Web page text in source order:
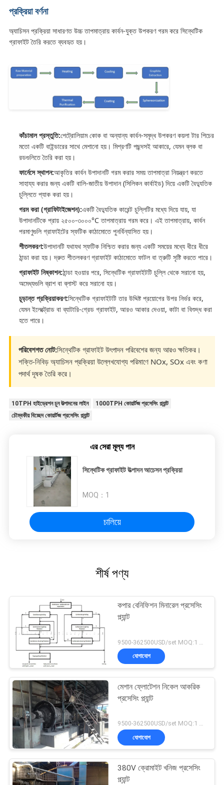
প্রক্রিয়া বর্ণনা
অ্যাচিসন প্রক্রিয়া সাধারণত উচ্চ তাপমাত্রায় কার্বন-যুক্ত উপকরণ গরম করে সিন্থেটিক
গ্রাফাইট তৈরি করতে ব্যবহৃত হয়।
কাঁচামাল প্রস্তুতি:পেট্রোলিয়াম কোক বা অন্যান্য কার্বন-সমৃদ্ধ উপকরণ কয়লা টার পিচের
মতো একটি বাইন্ডারের সাথে মেশানো হয়। মিশ্রণটি পছন্দসই আকারে, যেমন ব্লক বা
রডগুলিতে তৈরি করা হয়।
ফার্নেসে স্থাপন:আকৃতির কার্বন উপাদানটি গরম করার সময় তাপমাত্রা নিয়ন্ত্রণ করতে
সাহায্য করার জন্য একটি বালি-জাতীয় উপাদান (সিলিকন কার্বাইড) দিয়ে একটি বৈদ্যুতিক
চুল্লিতে প্যাক করা হয়।
গরম করা (গ্রাফিটাইজেশন):একটি বৈদ্যুতিক কারেন্ট চুল্লিটির মধ্যে দিয়ে যায়, যা
উপাদানটিকে প্রায় ২৫০০-৩০০০°C তাপমাত্রায় গরম করে। এই তাপমাত্রায়, কার্বন
পরমাণুগুলি গ্রাফাইটের স্ফটিক কাঠামোতে পুনর্বিন্যাসিত হয়।
শীতলকরণ:উপাদানটি যথাযথ স্ফটিক নিশ্চিত করার জন্য একটি সময়ের মধ্যে ধীরে ধীরে
ঠান্ডা করা হয়। দ্রুত শীতলকরণ গ্রাফাইট কাঠামোতে ফাটল বা ত্রুটি সৃষ্টি করতে পারে।
গ্রাফাইট নিষ্কাশন:ঠান্ডা হওয়ার পরে, সিন্থেটিক গ্রাফাইটটি চুল্লি থেকে সরানো হয়,
অমেধ্যগুলি ব্রাশ বা ব্লাস্ট করে সরানো হয়।
চূড়ান্ত প্রক্রিয়াকরণ:সিন্থেটিক গ্রাফাইটটি তার উদ্দিষ্ট প্রয়োগের উপর নির্ভর করে,
যেমন ইলেক্ট্রোড বা ব্যাটারি-গ্রেড গ্রাফাইট, আরও আকার দেওয়া, কাটা বা বিশুদ্ধ করা
হতে পারে।
পরিবেশগত নোট:সিন্থেটিক গ্রাফাইট উৎপাদন পরিবেশের জন্য আরও ক্ষতিকর।
শক্তি-নিবিড় অ্যাচিসন প্রক্রিয়া উল্লেখযোগ্য পরিমাণে NOx, SOx এবং কণা
পদার্থ দূষক তৈরি করে।
10TPH হাইড্রেশন চুন উত্পাদনের লাইন
1000TPH কোয়ার্টজ প্রসেসিং প্ল্যান্ট
চৌম্বকীয় বিচ্ছেদ কোয়ার্টজ প্রসেসিং প্ল্যান্ট
এর সেরা মূল্য পান
সিন্থেটিক গ্রাফাইট উত্পাদন আচেসন প্রক্রিয়া
MOQ： 1
চালিয়ে
শীর্ষ পণ্য
কপার বেনিফিশন মিনারেল প্রসেসিং
প্ল্যান্ট
যোগাযোগ
মেশান ফ্লোটেশন নিকেল আকরিক
প্রসেসিং প্ল্যান্ট
9500-362500USD/set MOQ:1 সেট
যোগাযোগ
380V ক্রোমাইট খনিজ প্রসেসিং
প্ল্যান্ট